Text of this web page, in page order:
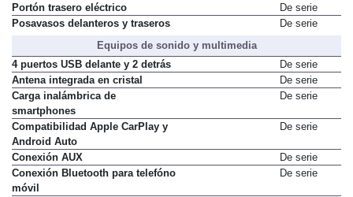
Portón trasero eléctrico
De serie
Posavasos delanteros y traseros
De serie
Equipos de sonido y multimedia
4 puertos USB delante y 2 detrás
De serie
Antena integrada en cristal
De serie
Carga inalámbrica de
smartphones
De serie
Compatibilidad Apple CarPlay y
Android Auto
De serie
Conexión AUX
De serie
Conexión Bluetooth para telefóno
móvil
De serie